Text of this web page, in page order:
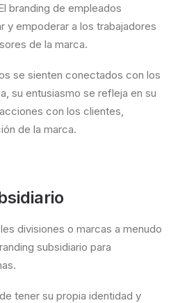
branding de empleados
y empoderar a los trabajadores
de la marca.
se sienten conectados con los
su entusiasmo se refleja en su
con los clientes,
de la marca.
divisiones o marcas a menudo
subsidiario para
tener su propia identidad y